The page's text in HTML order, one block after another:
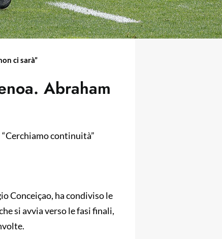
ci sarà”
Abraham
continuità”
Conceiçao, ha condiviso le
si avvia verso le fasi finali,